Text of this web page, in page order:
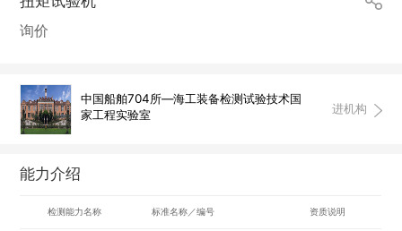
询价
中国船舶704所—海工装备检测试验技术国
家工程实验室
进机构
能力介绍
检测能力名称 标准名称／编号 资质说明